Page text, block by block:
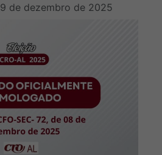
9 de dezembro de 2025